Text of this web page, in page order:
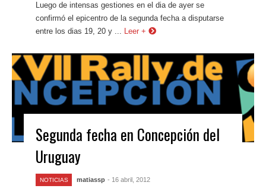
Luego de intensas gestiones en el dia de ayer se
confirmó el epicentro de la segunda fecha a disputarse
entre los dias 19, 20 y ... Leer +
Segunda fecha en Concepción del
Uruguay
NOTICIAS matiassp - 16 abril, 2012